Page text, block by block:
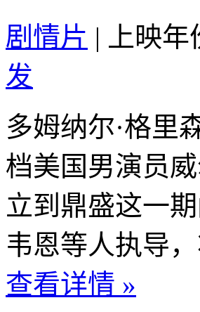
剧情片 | 上映
发
多姆纳尔·格里
档美国男演员
立到鼎盛这一
韦恩等人执导
查看详情 »